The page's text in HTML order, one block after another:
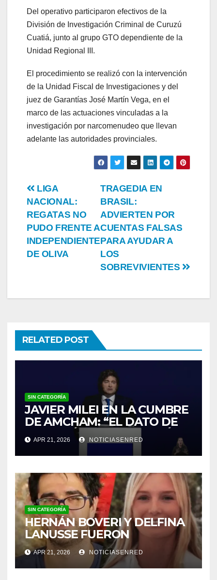
Del operativo participaron efectivos de la
División de Investigación Criminal de Curuzú
Cuatiá, junto al grupo GTO dependiente de la
Unidad Regional III.
El procedimiento se realizó con la intervención
de la Unidad Fiscal de Investigaciones y del
juez de Garantías José Martín Vega, en el
marco de las actuaciones vinculadas a la
investigación por narcomenudeo que llevan
adelante las autoridades provinciales.
Post
navigation
TRAGEDIA EN
BRASIL:
ADVIERTEN POR
CUENTAS FALSAS
PARA AYUDAR A
LOS
SOBREVIVIENTES
LIGA
NACIONAL:
REGATAS NO
PUDO FRENTE A
INDEPENDIENTE
DE OLIVA
RELATED POST
SIN CATEGORÍA
JAVIER MILEI EN LA CUMBRE
DE AMCHAM: “EL DATO DE
INFLACIÓN NO ME GUSTÓ”
APR 21, 2026 NOTICIASENRED
SIN CATEGORÍA
HERNÁN BOVERI Y DELFINA
LANUSSE FUERON
INHABILITADOS PARA
EJERCER COMO MÉDICOS
APR 21, 2026 NOTICIASENRED